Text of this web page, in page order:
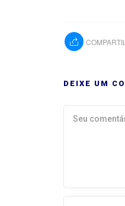
DEIXE UM